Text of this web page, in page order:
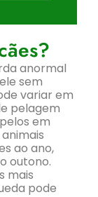
anormal
sem
variar em
pelagem
em
ao ano,
outono.
mais
pode